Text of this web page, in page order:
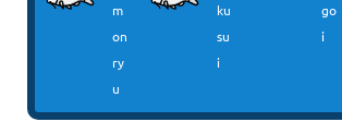
m
on
ry
u
ku
su
i
go
i